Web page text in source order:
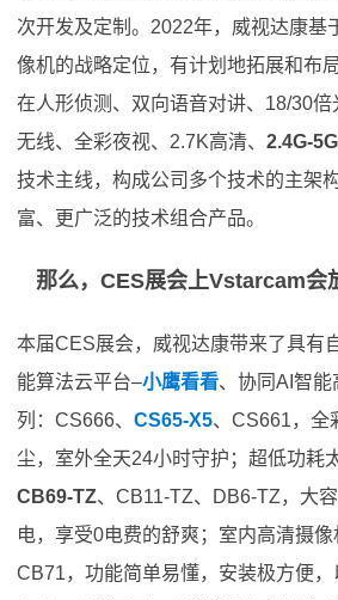
次开发及定制。2022年，威视达康基
像机的战略定位，有计划地拓展和布
在人形侦测、双向语音对讲、18/30
无线、全彩夜视、2.7K高清、2.4G-
技术主线，构成公司多个技术的主架
富、更广泛的技术组合产品。
那么，CES展会上Vstarcam会
本届CES展会，威视达康带来了具有
能算法云平台–小鹰看看、协同AI智能
列：CS666、CS65-X5、CS661，全
尘，室外全天24小时守护；超低功耗
CB69-TZ、CB11-TZ、DB6-TZ，大
电，享受0电费的舒爽；室内高清摄
CB71，功能简单易懂，安装极方便